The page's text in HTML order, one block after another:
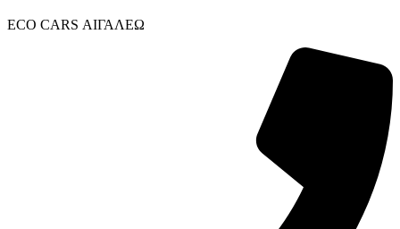
ECO CARS ΑΙΓΑΛΕΩ